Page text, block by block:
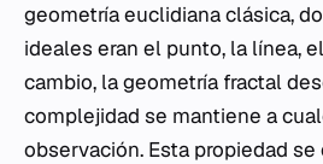
geometría euclidiana clásica,
ideales eran el punto, la línea,
cambio, la geometría fractal
complejidad se mantiene a
observación. Esta propiedad